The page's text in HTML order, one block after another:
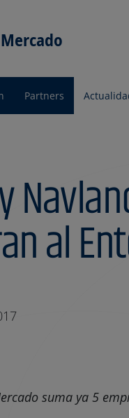
Partners
al
suma ya 5